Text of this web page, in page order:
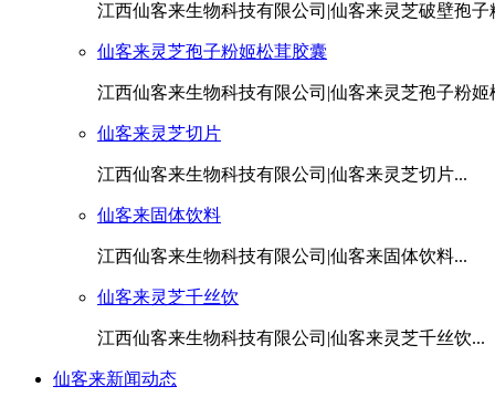
江西仙客来生物科技有限公司|仙客来灵芝破壁孢子
仙客来灵芝孢子粉姬松茸胶囊
江西仙客来生物科技有限公司|仙客来灵芝孢子粉姬
仙客来灵芝切片
江西仙客来生物科技有限公司|仙客来灵芝切片...
仙客来固体饮料
江西仙客来生物科技有限公司|仙客来固体饮料...
仙客来灵芝千丝饮
江西仙客来生物科技有限公司|仙客来灵芝千丝饮...
仙客来新闻动态